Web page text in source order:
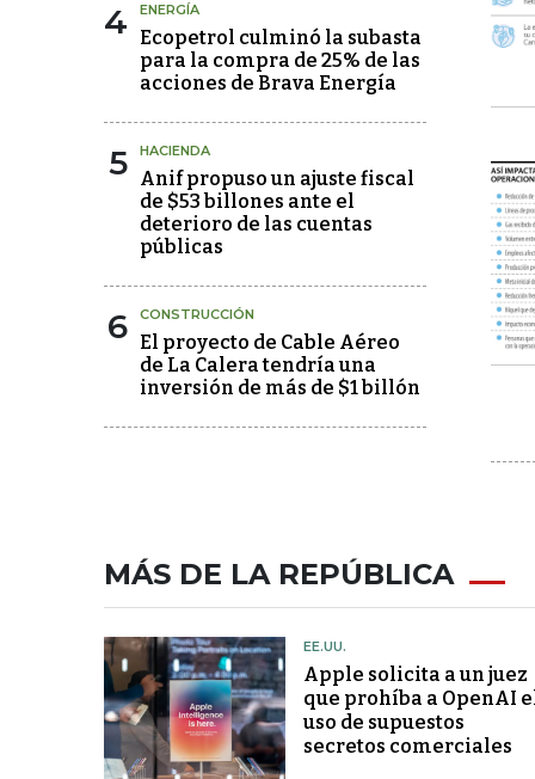
4 ENERGÍA
Ecopetrol culminó la subasta
para la compra de 25% de las
acciones de Brava Energía
5 HACIENDA
Anif propuso un ajuste fiscal
de $53 billones ante el
deterioro de las cuentas
públicas
6 CONSTRUCCIÓN
El proyecto de Cable Aéreo
de La Calera tendría una
inversión de más de $1 billón
MÁS DE LA REPÚBLICA
EE.UU.
Apple solicita a un juez
que prohíba a OpenAI
uso de supuestos
secretos comerciales